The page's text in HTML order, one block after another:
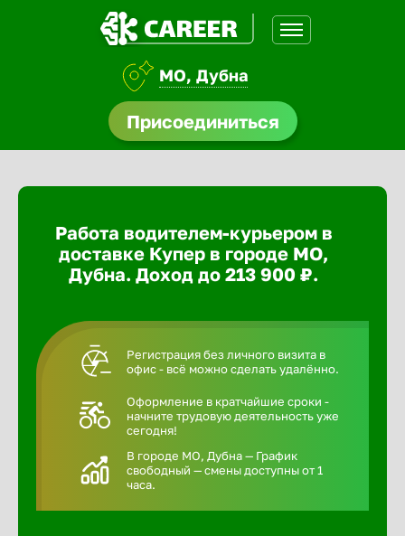
МО, Дубна
Присоединиться
Работа водителем-курьером в
доставке Купер в городе МО,
Дубна. Доход до 213 900 ₽.
Регистрация без личного визита в
офис - всё можно сделать удалённо.
Оформление в кратчайшие сроки -
начните трудовую деятельность уже
сегодня!
В городе МО, Дубна — График
свободный — смены доступны от 1
часа.